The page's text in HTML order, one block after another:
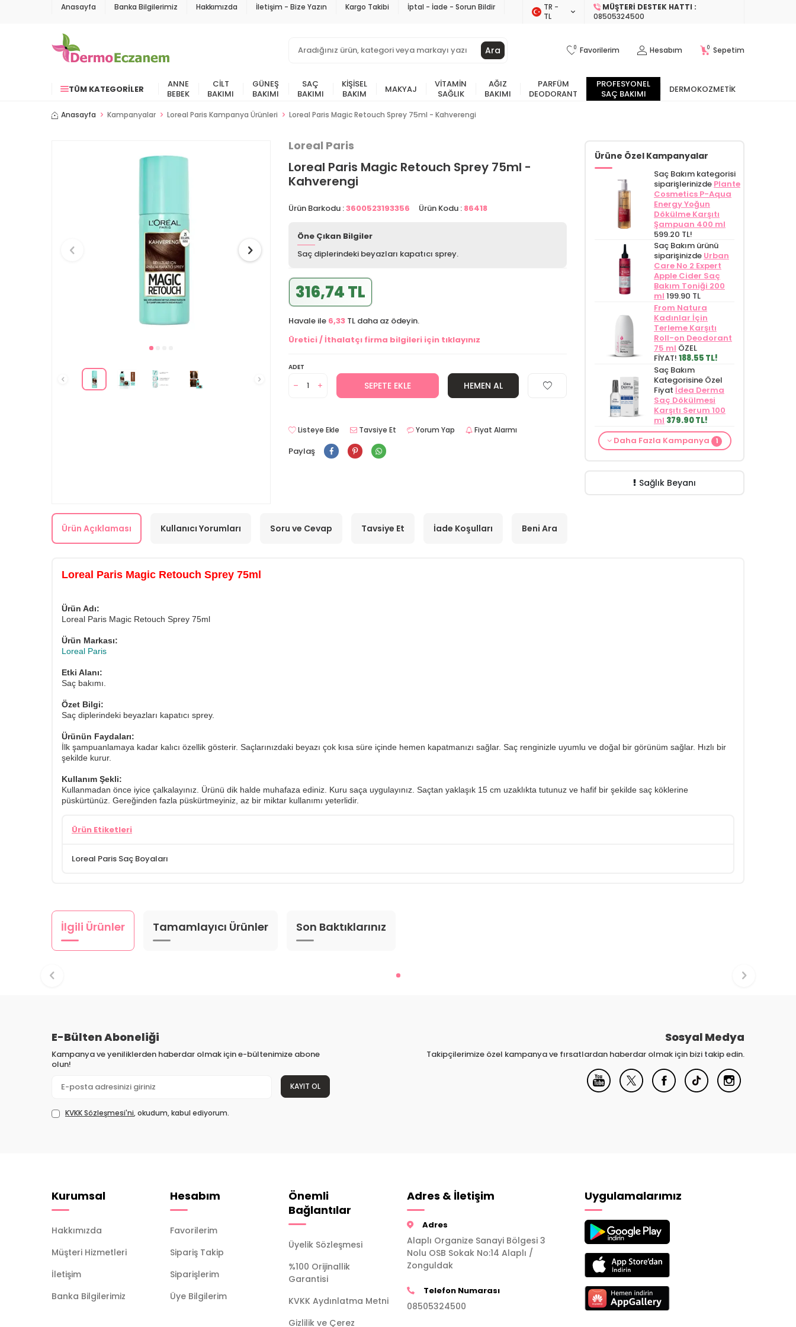
Anasayfa Banka Bilgilerimiz Hakkımızda İletişim - Bize Yazın Kargo Takibi İptal - İade - Sorun Bildir
TR −
TL
MÜŞTERI DESTEK HATTI :
08505324500
Ara 0 Favorilerim Hesabım 0 Sepetim
TÜM KATEGORILER
ANNE
BEBEK
CILT
BAKIMI
GÜNEŞ
BAKIMI
SAÇ
BAKIMI
KIŞISEL
BAKIM
MAKYAJ
VITAMIN
SAĞLIK
AĞIZ
BAKIMI
PARFÜM
DEODORANT
PROFESYONEL
SAÇ BAKIMI
DERMOKOZMETIK
Anasayfa Kampanyalar Loreal Paris Kampanya Ürünleri Loreal Paris Magic Retouch Sprey 75ml - Kahverengi
Loreal Paris
Loreal Paris Magic Retouch Sprey 75ml -
Kahverengi
Ürün Barkodu :3600523193356 Ürün Kodu : 86418
Öne Çıkan Bilgiler
Saç diplerindeki beyazları kapatıcı sprey.
316,74 TL
Havale ile 6,33 TL daha az ödeyin.
Üretici / İthalatçı firma bilgileri için tıklayınız
ADET
SEPETE EKLE HEMEN AL
Listeye Ekle Tavsiye Et Yorum Yap Fiyat Alarmı
Paylaş
Ürüne Özel Kampanyalar
Saç Bakım kategorisi
siparişlerinizde Plante
Cosmetics P-Aqua
Energy Yoğun
Dökülme Karşıtı
Şampuan 400 ml
599.20 TL!
Saç Bakım ürünü
siparişinizde Urban
Care No 2 Expert
Apple Cider Saç
Bakım Toniği 200
ml 199.90 TL
From Natura
Kadınlar İçin
Terleme Karşıtı
Roll-on Deodorant
75 ml ÖZEL
FİYAT! 188.55 TL!
Saç Bakım
Kategorisine Özel
Fiyat İdea Derma
Saç Dökülmesi
Karşıtı Serum 100
ml 379.90 TL!
Loreal Paris
ürünlerinden 600 TL
ve üzeri
Reveal Peeling
Serum 25 ml
Daha Fazla Kampanya 1
Sağlık Beyanı
Ürün Açıklaması Kullanıcı Yorumları Soru ve Cevap Tavsiye Et İade Koşulları Beni Ara
Loreal Paris Magic Retouch Sprey 75ml
Ürün Adı:
Loreal Paris Magic Retouch Sprey 75ml
Ürün Markası:
Loreal Paris
Etki Alanı:
Saç bakımı.
Özet Bilgi:
Saç diplerindeki beyazları kapatıcı sprey.
Ürünün Faydaları:
İlk şampuanlamaya kadar kalıcı özellik gösterir. Saçlarınızdaki beyazı çok kısa süre içinde hemen kapatmanızı sağlar. Saç renginizle uyumlu ve doğal bir görünüm sağlar. Hızlı bir
şekilde kurur.
Kullanım Şekli:
Kullanmadan önce iyice çalkalayınız. Ürünü dik halde muhafaza ediniz. Kuru saça uygulayınız. Saçtan yaklaşık 15 cm uzaklıkta tutunuz ve hafif bir şekilde saç köklerine
püskürtünüz. Gereğinden fazla püskürtmeyiniz, az bir miktar kullanımı yeterlidir.
Ürün Etiketleri
Loreal Paris Saç Boyaları
İlgili Ürünler Tamamlayıcı Ürünler Son Baktıklarınız
E-Bülten Aboneliği
Kampanya ve yeniliklerden haberdar olmak için e-bültenimize abone
olun!
KAYIT OL
KVKK Sözleşmesi'ni, okudum, kabul ediyorum.
Sosyal Medya
Takipçilerimize özel kampanya ve fırsatlardan haberdar olmak için bizi takip edin.
Kurumsal
Hakkımızda
Müşteri Hizmetleri
İletişim
Banka Bilgilerimiz
Hesabım
Favorilerim
Sipariş Takip
Siparişlerim
Üye Bilgilerim
Önemli
Bağlantılar
Üyelik Sözleşmesi
%100 Orijinallik
Garantisi
KVKK Aydınlatma Metni
Gizlilik ve Çerez
Adres & İletişim
Adres
Alaplı Organize Sanayi Bölgesi 3
Nolu OSB Sokak No:14 Alaplı /
Zonguldak
Telefon Numarası
08505324500
Uygulamalarımız